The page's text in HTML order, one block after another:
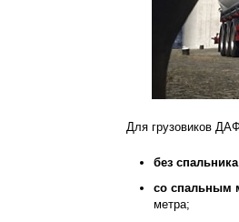
Для грузовиков
без спальника
со спальным
метра;